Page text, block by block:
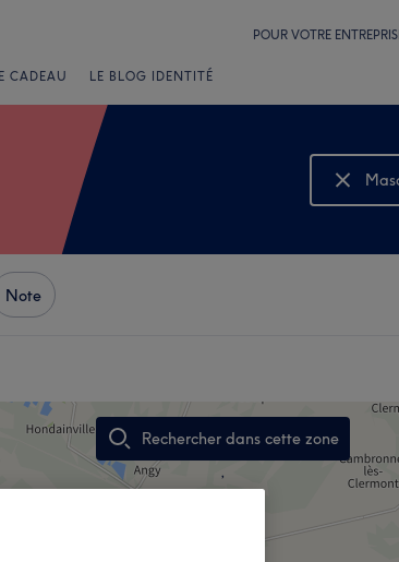
POUR VOTRE
CADEAU LE BLOG IDENTITÉ
Note
Rechercher dans cette zone
,